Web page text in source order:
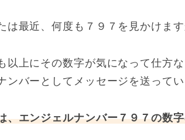
は最近、何度も７９７を見かけます
以上にその数字が気になって仕方
ンバーとしてメッセージを送って
、エンジェルナンバー７９７の数